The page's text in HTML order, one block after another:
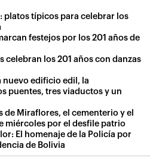
platos típicos para celebrar los
festejos por los 201 años de
celebran los 201 años con danzas
nuevo edificio edil, la
puentes, tres viaductos y un
de Miraflores, el cementerio y el
miércoles por el desfile patrio
El homenaje de la Policía por
de Bolivia